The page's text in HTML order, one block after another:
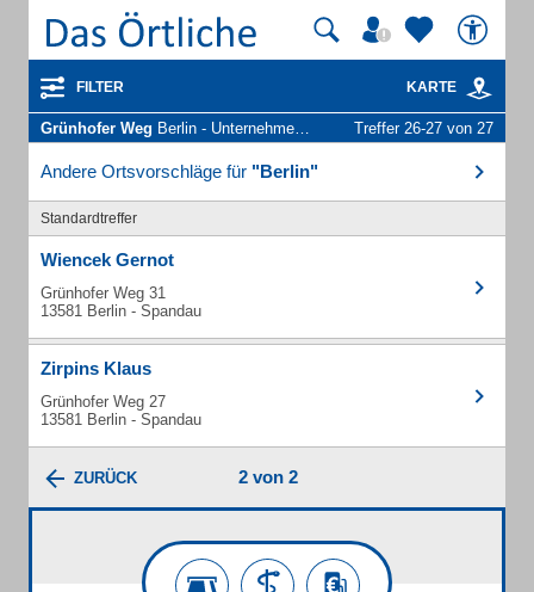
FILTER KARTE
Grünhofer Weg Berlin - Unternehmen und Personen Treffer 26-27 von 27
Andere Ortsvorschläge für "Berlin"
Standardtreffer
Wiencek Gernot
Grünhofer Weg 31
13581 Berlin - Spandau
Zirpins Klaus
Grünhofer Weg 27
13581 Berlin - Spandau
ZURÜCK 2 von 2